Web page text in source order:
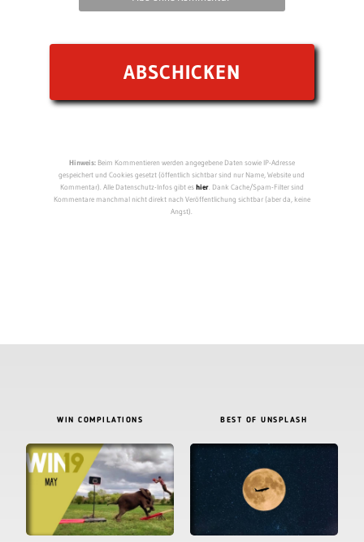
Hinweis:Beim Kommentieren werden angegebene Daten sowie IP-Adresse
gespeichert und Cookies gesetzt (öffentlich sichtbar sind nur Name, Website und
Kommentar). Alle Datenschutz-Infos gibt eshier. Dank Cache/Spam-Filter sind
Kommentare manchmal nicht direkt nach Veröffentlichung sichtbar (aber da, keine
Angst).
WIN COMPILATIONS BEST OF UNSPLASH